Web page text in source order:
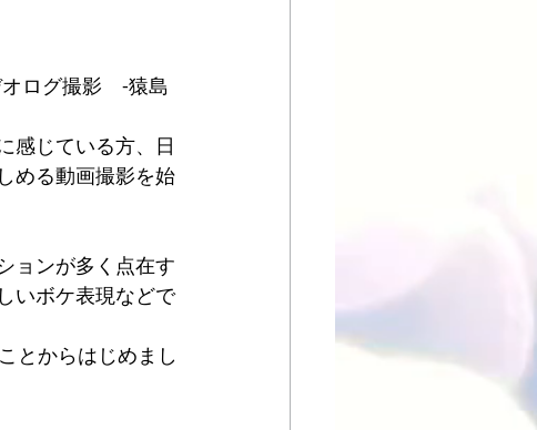
ログ撮影　-猿島
感じている方、日
める動画撮影を始
ョンが多く点在す
いボケ表現などで
とからはじめまし